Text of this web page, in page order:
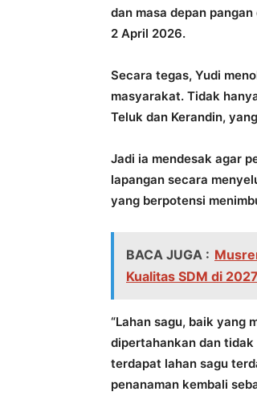
dan masa depan
2 April 2026.
Secara tegas, Yudi
masyarakat. Tidak
Teluk dan Kerandin,
Jadi ia mendesak agar
lapangan secara
yang berpotensi
BACA JUGA :
Kualitas SDM di 2027
“Lahan sagu, baik yang
dipertahankan dan tidak
terdapat lahan sagu
penanaman kembali